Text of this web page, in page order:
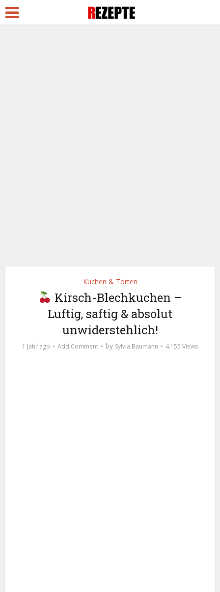
Kuchen & Torten
Kirsch-Blechkuchen –
Luftig, saftig & absolut
unwiderstehlich!
1 Jahr ago Add Comment by Sylvia Baumann 4.155 Views